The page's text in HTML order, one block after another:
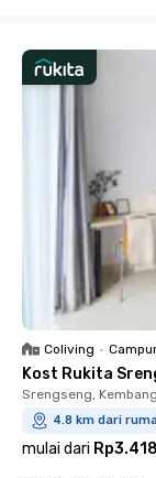
Coliving •
Kost Rukita
Srengseng,
4.8 km dari
mulai dari